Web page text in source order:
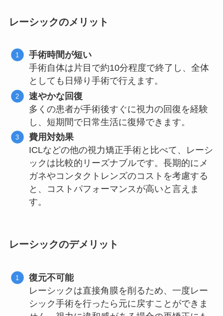
レーシックのメリット
手術時間が短い
手術自体は片目で約10分程度で終了し、全体
としても日帰り手術で行えます。
速やかな回復
多くの患者が手術後すぐに視力の回復を経験
し、短期間で日常生活に復帰できます。
費用対効果
ICLなどの他の視力矯正手術と比べて、レーシ
ックは比較的リーズナブルです。長期的にメ
ガネやコンタクトレンズのコストを考慮する
と、コストパフォーマンスが高いと言えま
す。
レーシックのデメリット
復元不可能
レーシックは直接角膜を削るため、一度レー
シック手術を行ったら元に戻すことができま